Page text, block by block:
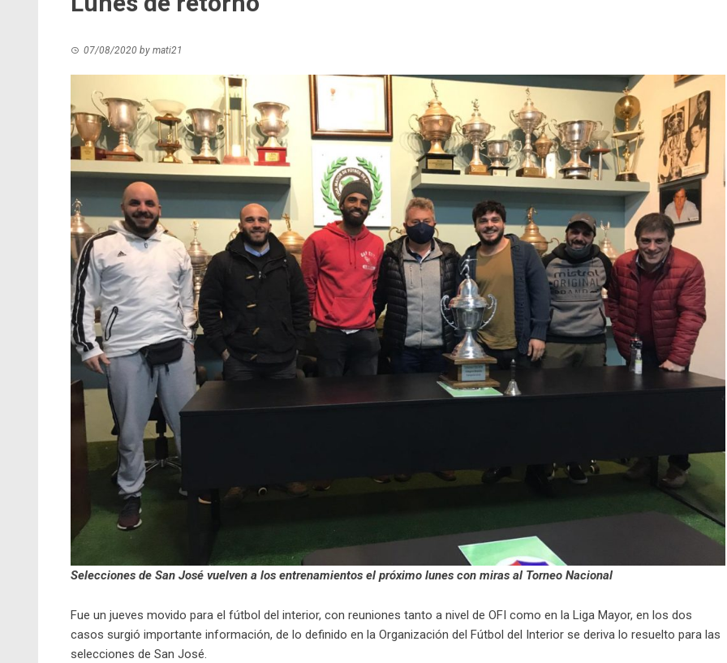
07/08/2020 by mati21
Selecciones de San José vuelven a los entrenamientos el próximo lunes con miras al Torneo Nacional
Fue un jueves movido para el fútbol del interior, con reuniones tanto a nivel de OFI como en la Liga Mayor, en los dos
casos surgió importante información, de lo definido en la Organización del Fútbol del Interior se deriva lo resuelto para las
selecciones de San José.